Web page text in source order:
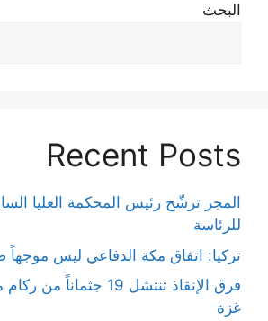
البحث
Recent Posts
المجر ترشّح رئيس المحكمة العليا
للرئاسة
تركيا: اتفاق مكة الدفاعي ليس موجهاً
فرق الإنقاذ تنتشل 19
غزة